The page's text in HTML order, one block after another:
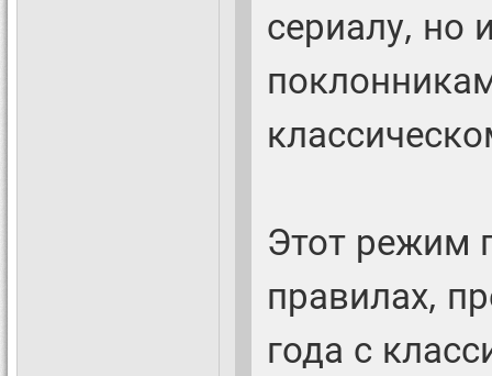
сериалу, но
Этот режим
правилах,
года с